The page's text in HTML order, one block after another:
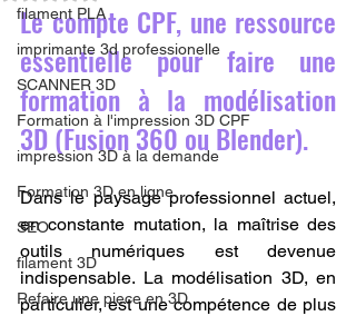
filament PLA
imprimante 3d professionelle
SCANNER 3D
Formation à l'impression 3D CPF
impression 3D à la demande
Formation 3D en ligne.
SEO
filament 3D
Refaire une piece en 3D
Le compte CPF, une ressource
essentielle pour faire une
formation à la modélisation
3D (Fusion 360 ou Blender).
Dans le paysage professionnel actuel,
en constante mutation, la maîtrise des
outils numériques est devenue
indispensable. La modélisation 3D, en
particulier, est une compétence de plus